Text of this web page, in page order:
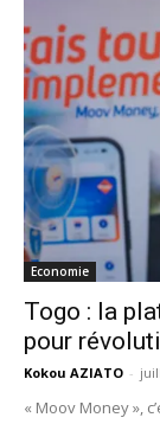
Economie
Togo : la
pour
Kokou AZIATO -
« Moov Money »,